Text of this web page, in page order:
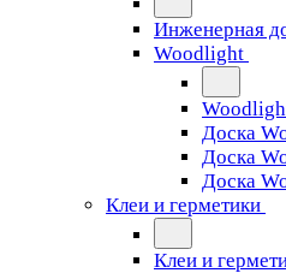
Инженерная
Woodlight
Доска
Доска
Доска
Клеи и герметики
Клеи и